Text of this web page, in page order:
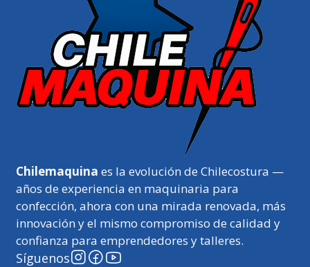
Chilemaquina es la evolución de Chilecostura —
años de experiencia en maquinaria para
confección, ahora con una mirada renovada, más
innovación y el mismo compromiso de calidad y
confianza para emprendedores y talleres.
Síguenos